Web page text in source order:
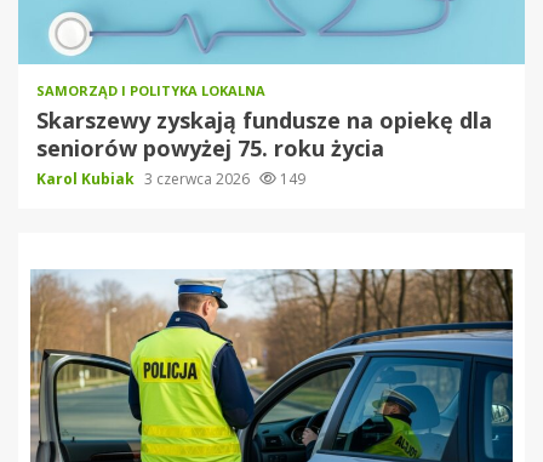
SAMORZĄD I POLITYKA LOKALNA
Skarszewy zyskają fundusze na opiekę dla
seniorów powyżej 75. roku życia
Karol Kubiak 3 czerwca 2026 149